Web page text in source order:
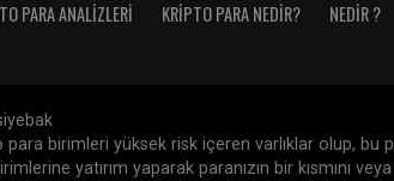
PARA ANALIZLERI KRIPTO PARA NEDIR? NEDIR ?
birimleri yüksek risk içeren varlıklar olup, bu
yatırım yaparak paranızın bir kısmını